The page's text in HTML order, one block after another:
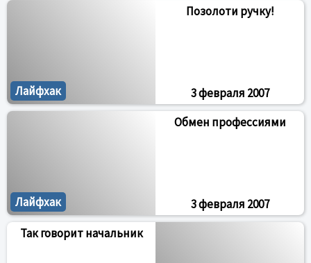
Лайфхак
Позолоти ручку!
3 февраля 2007
Лайфхак
Обмен профессиями
3 февраля 2007
Так говорит начальник